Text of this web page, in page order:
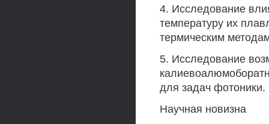
4. Исследование
температуру их
термическим
5. Исследование
для задач фотоники.
Научная новизна